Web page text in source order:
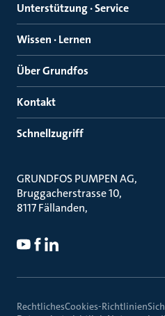
Unterstützung · Service
Wissen · Lernen
Über Grundfos
Kontakt
Schnellzugriff
GRUNDFOS PUMPEN AG
Bruggacherstrasse 10
8117 Fällanden
RechtlichesCookies-Richtlinien